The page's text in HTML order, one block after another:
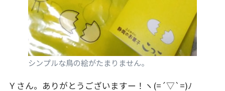
シンプルな鳥の絵がたまりません。
Ｙさん。ありがとうございますー！ヽ(=´▽`=)ﾉ